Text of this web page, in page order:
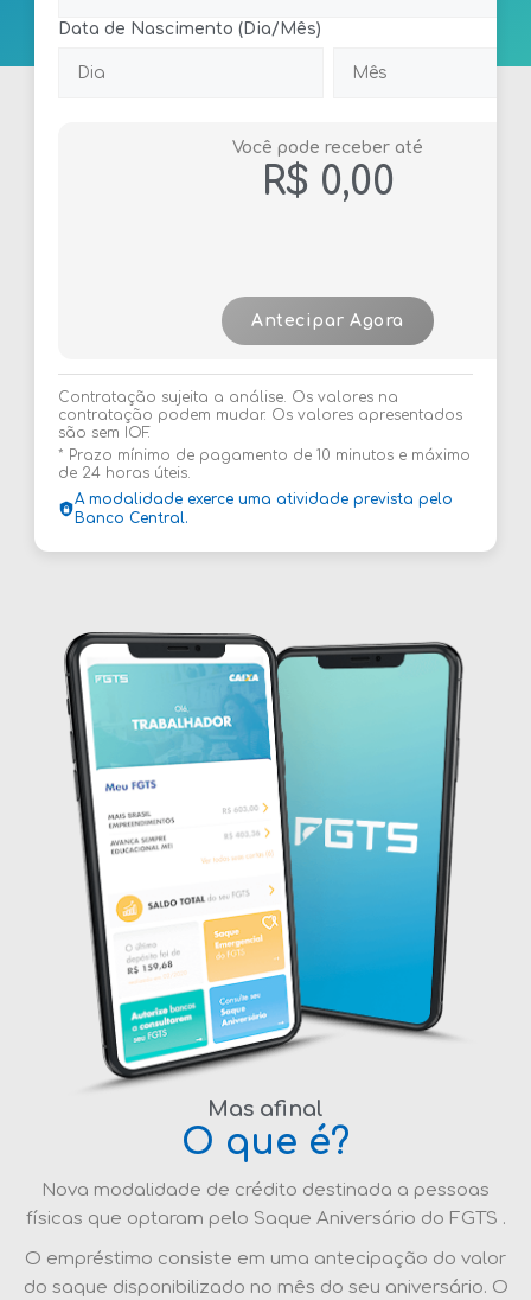
Data de Nascimento (Dia/Mês)
Você pode receber até
R$ 0,00
Antecipar Agora
Contratação sujeita a análise. Os valores na
contratação podem mudar. Os valores apresentados
são sem IOF.
* Prazo mínimo de pagamento de 10 minutos e máximo
de 24 horas úteis.
A modalidade exerce uma atividade prevista pelo
Banco Central.
Mas afinal
O que é?
Nova modalidade de crédito destinada a pessoas
físicas que optaram pelo Saque Aniversário do FGTS .
O empréstimo consiste em uma antecipação do valor
do saque disponibilizado no mês do seu aniversário. O